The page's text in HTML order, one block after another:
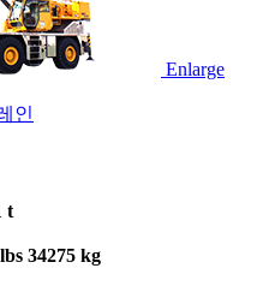
Enlarge
인
t
34275 kg